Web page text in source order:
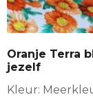
Oranje Terra
jezelf
Kleur: